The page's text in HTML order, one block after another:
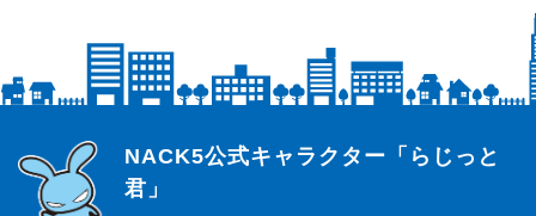
らじっと君
NACK5公式キャラクター「らじっと
君」